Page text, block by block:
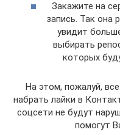
Закажите на
запись. Так она
увидит
выбирать
которых
На этом, пожалуй,
набрать лайки в
соцсети не будут
помогут